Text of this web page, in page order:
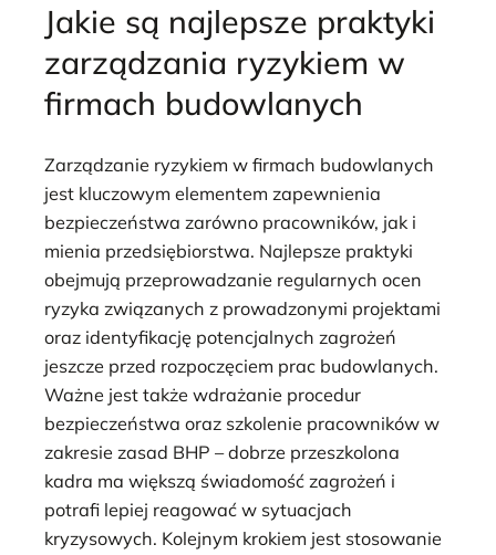
Jakie są najlepsze praktyki
zarządzania ryzykiem w
firmach budowlanych
Zarządzanie ryzykiem w firmach budowlanych
jest kluczowym elementem zapewnienia
bezpieczeństwa zarówno pracowników, jak i
mienia przedsiębiorstwa. Najlepsze praktyki
obejmują przeprowadzanie regularnych ocen
ryzyka związanych z prowadzonymi projektami
oraz identyfikację potencjalnych zagrożeń
jeszcze przed rozpoczęciem prac budowlanych.
Ważne jest także wdrażanie procedur
bezpieczeństwa oraz szkolenie pracowników w
zakresie zasad BHP – dobrze przeszkolona
kadra ma większą świadomość zagrożeń i
potrafi lepiej reagować w sytuacjach
kryzysowych. Kolejnym krokiem jest stosowanie